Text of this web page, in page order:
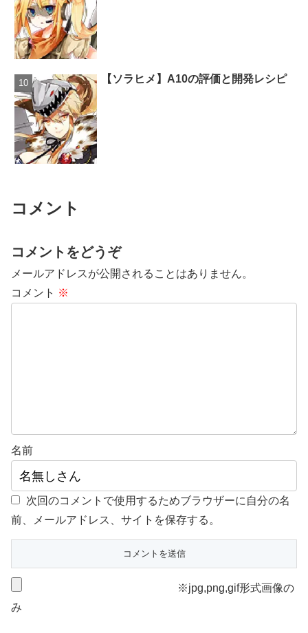
【ソラヒメ】A10の評価と開発レシピ
コメント
コメントをどうぞ
メールアドレスが公開されることはありません。
コメント ※
名前
次回のコメントで使用するためブラウザーに自分の名
前、メールアドレス、サイトを保存する。
※jpg,png,gif形式画像の
み